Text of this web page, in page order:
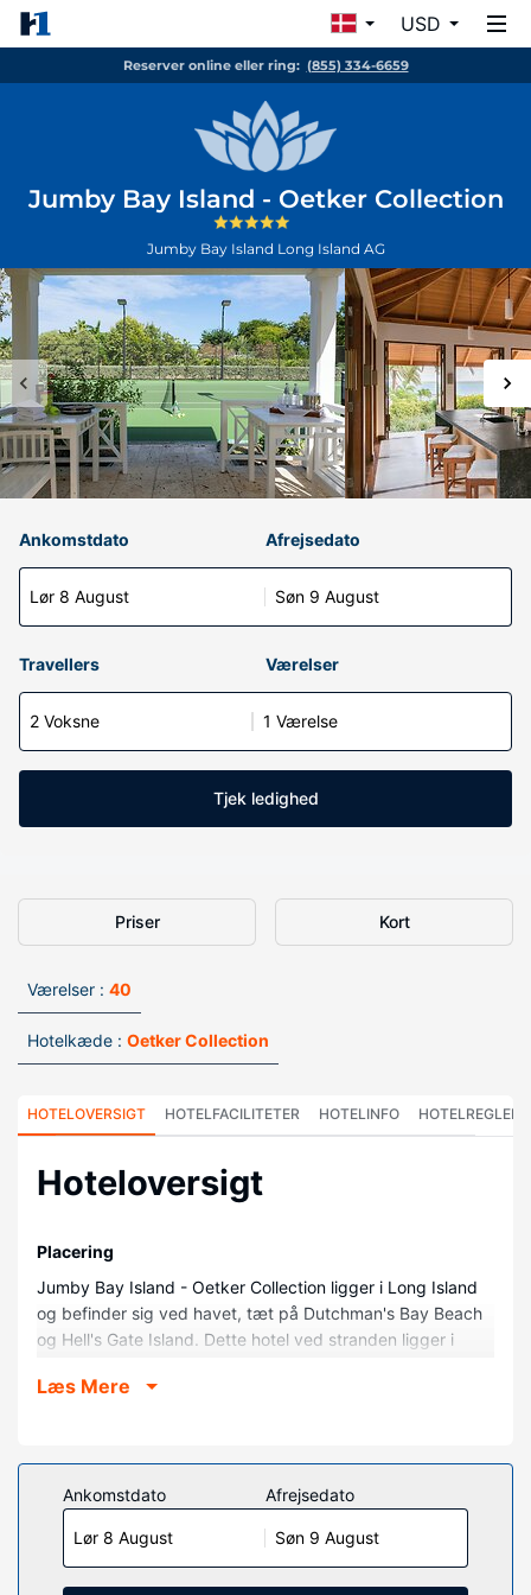
USD
Reserver online eller ring: (855) 334-6659
Jumby Bay Island - Oetker Collection
Jumby Bay Island Long Island AG
Ankomstdato
Lør 8 August
Afrejsedato
Søn 9 August
Travellers Værelser
2 Voksne 1 Værelse
Tjek ledighed
Priser Kort
Værelser : 40
Hotelkæde : Oetker Collection
HOTELOVERSIGT HOTELFACILITETER HOTELINFO HOTELREGLER
Hoteloversigt
Placering
Jumby Bay Island - Oetker Collection ligger i Long Island
og befinder sig ved havet, tæt på Dutchman's Bay Beach
og Hell's Gate Island. Dette hotel ved stranden ligger i
Technology (ABIIT) og American University på Antigua.
Føl dig hjemme i et af de 40 værelser med individuelt
design, der desuden har iPod-dockingstation og
fladskærms-tv. Værelserne har privat terrasse. Gratis
internetforbindelse via kabel og Wi-Fi er til rådighed.
Badeværelserne har bruser, gratis toiletartikler og
Læs Mere
Ankomstdato
Lør 8 August
Afrejsedato
Søn 9 August